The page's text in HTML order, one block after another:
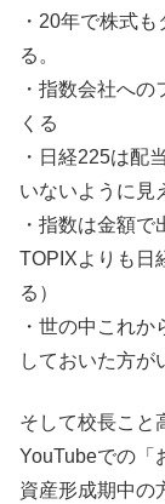
・20年で株式
る。
・指数会社へ
くる
・日経225は配
いないように見
・指数は金額
TOPIXよりも日
る）
・世の中これ
しておいた方が
そして校長こと
YouTubeでの「
資産形成期中の